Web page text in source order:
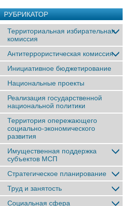
РУБРИКАТОР
Территориальная избирательная
комиссия
Антитеррористическая комиссия
Инициативное бюджетирование
Национальные проекты
Реализация государственной
национальной политики
Территория опережающего
социально-экономического
развития
Имущественная поддержка
субъектов МСП
Стратегическое планирование
Труд и занятость
Социальная сфера